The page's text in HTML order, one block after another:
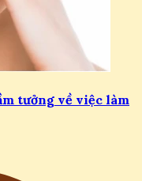
tưởng về việc làm